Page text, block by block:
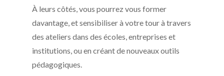
À leurs côtés, vous pourrez vous former
davantage, et sensibiliser à votre tour à travers
des ateliers dans des écoles, entreprises et
institutions, ou en créant de nouveaux outils
pédagogiques.